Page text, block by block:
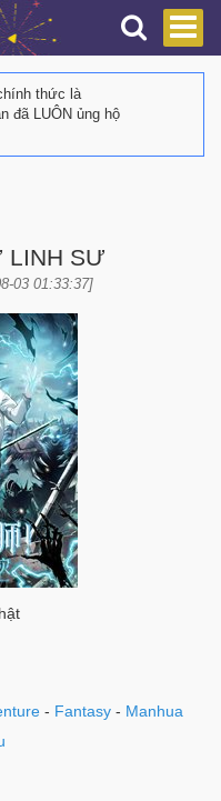
thức là
đã LUÔN ủng hộ
LINH SƯ
03 01:33:37]
- Fantasy - Manhua